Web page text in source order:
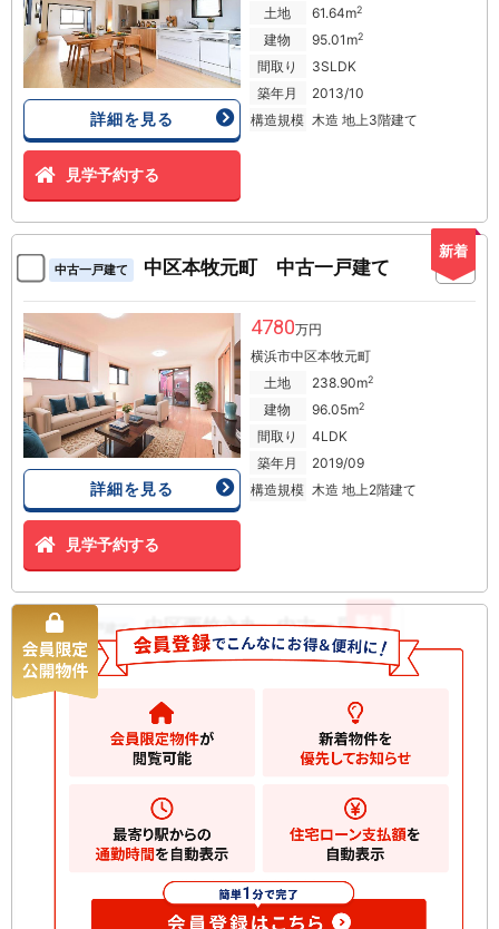
詳細を見る
見学予約する
土地
61.64m2
建物 95.01m2
間取り
3SLDK
築年月
2013/10
構造規模 木造 地上3階建て
新着
中古一戸建て 中区本牧元町 中古一戸建て
詳細を見る
見学予約する
4780万円
横浜市中区本牧元町
土地
238.90m2
建物 96.05m2
間取り
4LDK
築年月
2019/09
構造規模 木造 地上2階建て
中古一戸建て 中区西竹之丸 中古一戸建て
90.80m2
模
木造 地上2階建て
お気に入りに追加